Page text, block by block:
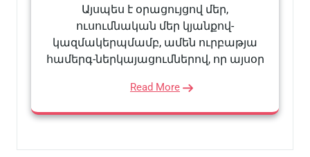
Այսպես է օրացույցով մեր,
ուսումնական մեր կյանքով-
կազմակերպմամբ, ամեն ուրբաթյա
համերգ-ներկայացումներով, որ այսօր
Read More